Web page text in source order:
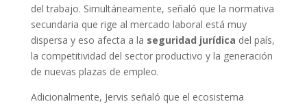
del trabajo. Simultáneamente, señaló que la normativa
secundaria que rige al mercado laboral está muy
dispersa y eso afecta a la seguridad jurídica del país,
la competitividad del sector productivo y la generación
de nuevas plazas de empleo.
Adicionalmente, Jervis señaló que el ecosistema